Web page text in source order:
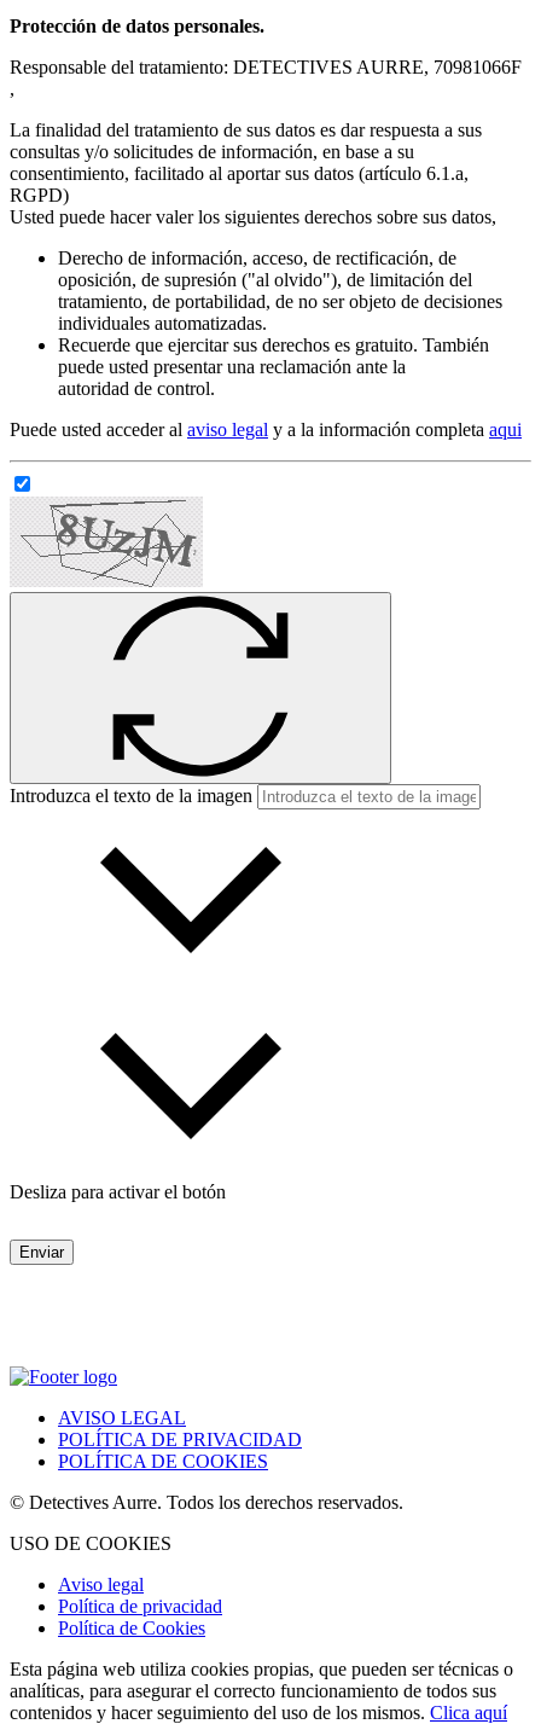
Protección de datos personales.
Responsable del tratamiento: DETECTIVES AURRE, 70981066F
,
La finalidad del tratamiento de sus datos es dar respuesta a sus
consultas y/o solicitudes de información, en base a su
consentimiento, facilitado al aportar sus datos (artículo 6.1.a,
RGPD)
Usted puede hacer valer los siguientes derechos sobre sus datos,
Derecho de información, acceso, de rectificación, de
oposición, de supresión ("al olvido"), de limitación del
tratamiento, de portabilidad, de no ser objeto de decisiones
individuales automatizadas.
Recuerde que ejercitar sus derechos es gratuito. También
puede usted presentar una reclamación ante la
autoridad de control.
Puede usted acceder al aviso legal y a la información completa aqui
Introduzca el texto de la imagen
Desliza para activar el botón
Enviar
AVISO LEGAL
POLÍTICA DE PRIVACIDAD
POLÍTICA DE COOKIES
© Detectives Aurre. Todos los derechos reservados.
USO DE COOKIES
Aviso legal
Política de privacidad
Política de Cookies
Esta página web utiliza cookies propias, que pueden ser técnicas o
analíticas, para asegurar el correcto funcionamiento de todos sus
contenidos y hacer seguimiento del uso de los mismos. Clica aquí